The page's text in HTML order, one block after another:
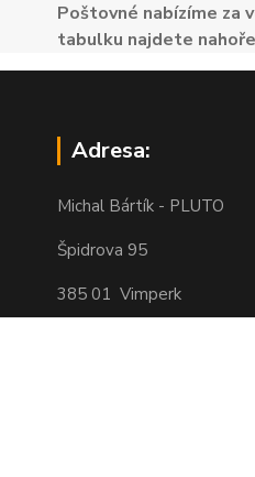
Poštovné nabízíme za
tabulku najdete
Adresa:
Michal Bártík - PLUTO
Špidrova 95
385 01 Vimperk